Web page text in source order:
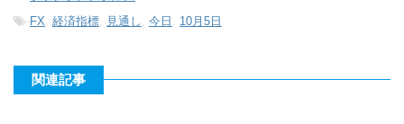
-FX, 経済指標, 見通し , 今日 , 10月5日
関連記事